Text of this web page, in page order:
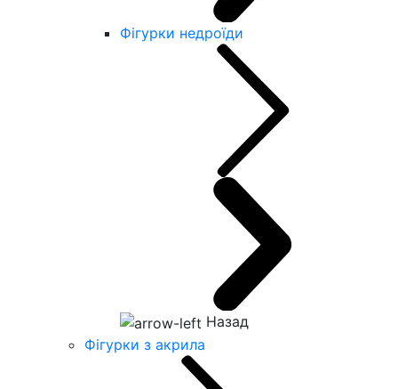
Фігурки недроїди
Назад
Фігурки з акрила